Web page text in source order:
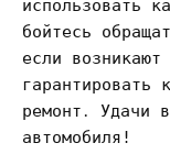
использовать
бойтесь
если
гарантировать
ремонт․ Удачи
автомобиля!